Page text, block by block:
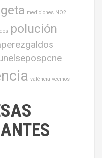
mediciones NO2
polución
valència vecinos